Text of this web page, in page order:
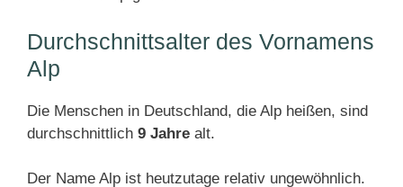
Durchschnittsalter des Vornamens
Alp
Die Menschen in Deutschland, die Alp heißen, sind
durchschnittlich 9 Jahre alt.
Der Name Alp ist heutzutage relativ ungewöhnlich.